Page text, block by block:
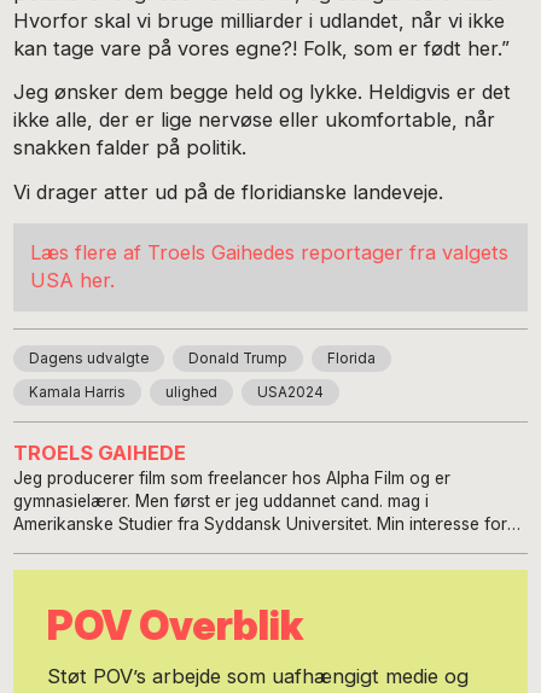
Hvorfor skal vi bruge milliarder i udlandet, når vi ikke
kan tage vare på vores egne?! Folk, som er født her.”
Jeg ønsker dem begge held og lykke. Heldigvis er det
ikke alle, der er lige nervøse eller ukomfortable, når
snakken falder på politik.
Vi drager atter ud på de floridianske landeveje.
Læs flere af Troels Gaihedes reportager fra valgets
USA her.
Dagens udvalgte Donald Trump Florida
Kamala Harris ulighed USA2024
TROELS GAIHEDE
Jeg producerer film som freelancer hos Alpha Film og er
gymnasielærer. Men først er jeg uddannet cand. mag i
Amerikanske Studier fra Syddansk Universitet. Min interesse for
Tom Sawyers eventyr. Efter gymnasiet drog jeg på den klassiske
Fransisco for at krydse Staterne. Denne rejse blev på mange
måder skelsættende for min amerikanske passion. Med
som imidlertid bedst beskrives og forstås med James T Farrells
POV Overblik
Støt POV’s arbejde som uafhængigt medie og